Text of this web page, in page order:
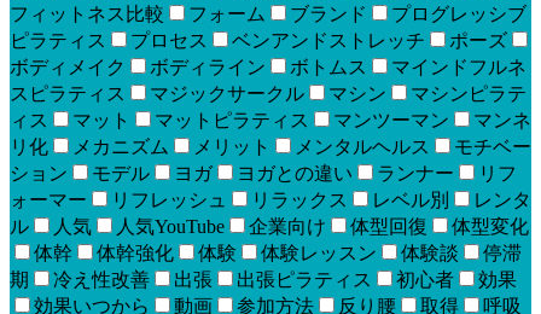
フィットネス比較
フォーム ブランド
プログレッシブ
ピラティス
プロセス ベンアンドストレッチ
ポーズ
ボディメイク
ボディライン ボトムス
マインドフルネ
スピラティス
マジックサークル マシン
マシンピラテ
ィス
マット マットピラティス マンツーマン
マンネ
リ化
メカニズム メリット メンタルヘルス
モチベー
ション
モデル ヨガ ヨガとの違い ランナー
リフ
ォーマー
リフレッシュ リラックス レベル別
レンタ
ル
人気 人気YouTube 企業向け 体型回復
体型変化
体幹
体幹強化 体験 体験レッスン 体験談
停滞
期
冷え性改善 出張 出張ピラティス 初心者
効果
効果いつから
動画 参加方法 反り腰 取得
呼吸